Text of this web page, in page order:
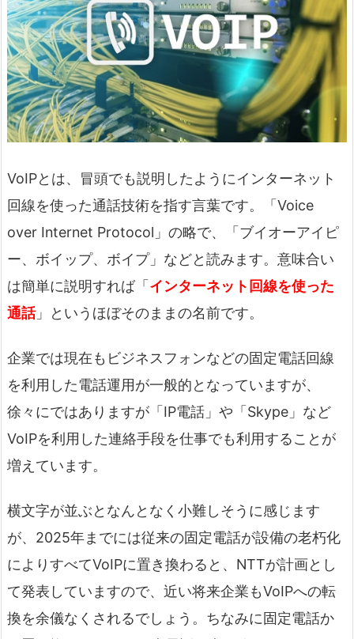
VoIPとは、冒頭でも説明したようにインターネット
回線を使った通話技術を指す言葉です。「Voice
over Internet Protocol」の略で、「ブイオーアイピ
ー、ボイップ、ボイプ」などと読みます。意味合い
は簡単に説明すれば「インターネット回線を使った
通話」というほぼそのままの名前です。
企業では現在もビジネスフォンなどの固定電話回線
を利用した電話運用が一般的となっていますが、
徐々にではありますが「IP電話」や「Skype」など
VoIPを利用した連絡手段を仕事でも利用することが
増えています。
横文字が並ぶとなんとなく小難しそうに感じます
が、2025年までには従来の固定電話が設備の老朽化
によりすべてVoIPに置き換わると、NTTが計画とし
て発表していますので、近い将来企業もVoIPへの転
換を余儀なくされるでしょう。ちなみに固定電話か